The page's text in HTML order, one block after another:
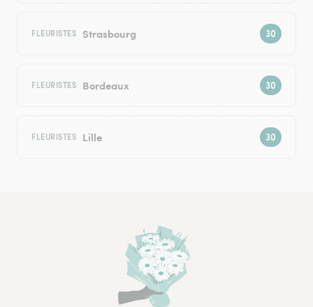
FLEURISTES Strasbourg
FLEURISTES Bordeaux
FLEURISTES Lille